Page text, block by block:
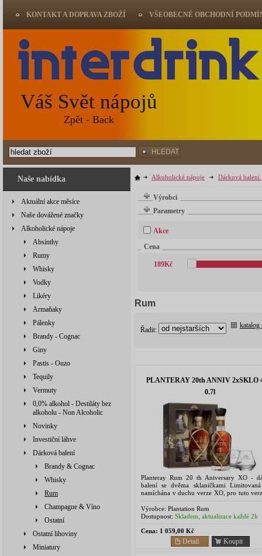
Naše nabídka
Aktuální akce měsíce
Naše dovážené značky
Alkoholické nápoje
Absinthy
Rumy
Whisky
Vodky
Likéry
Armaňaky
Pálenky
Brandy - Cognac
Giny
Pastis - Ouzo
Tequily
Vermuty
0,0% alkohol - Destiláty bez
alkoholu - Non Alcoholic
Novinky
Investiční láhve
Dárková balení
Brandy & Cognac
Whisky
Rum
Champagne & Víno
Ostatní
Ostatní lihoviny
Miniatury
Alkoholické nápoje Dárková balení
Výrobci
Parametry
Akce
Cena
189Kč
Rum
Řadit:
katalog
PLANTERAY 20th ANNIV 2xSKLO
0.7l
Planteray Rum 20 th Aniversary XO -
balení se dvěma sklaničkami
namíchána v duchu verze XO, pro tuto
zámku Château de...
Výrobce: Plantation Rum
Dostupnost: Skladem, aktualizace každé 2h
Cena: 1 059,00 Kč
Koupit
Detail
KONTAKT A DOPRAVA ZBOŽÍ VŠEOBECNÉ OBCHODNÍ
Váš Svět nápojů
Zpět - Back
HLEDAT